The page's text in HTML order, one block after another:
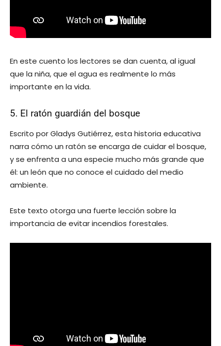
En este cuento los lectores se dan cuenta, al igual
que la niña, que el agua es realmente lo más
importante en la vida.
5. El ratón guardián del bosque
Escrito por Gladys Gutiérrez, esta historia educativa
narra cómo un ratón se encarga de cuidar el bosque,
y se enfrenta a una especie mucho más grande que
él: un león que no conoce el cuidado del medio
ambiente.
Este texto otorga una fuerte lección sobre la
importancia de evitar incendios forestales.